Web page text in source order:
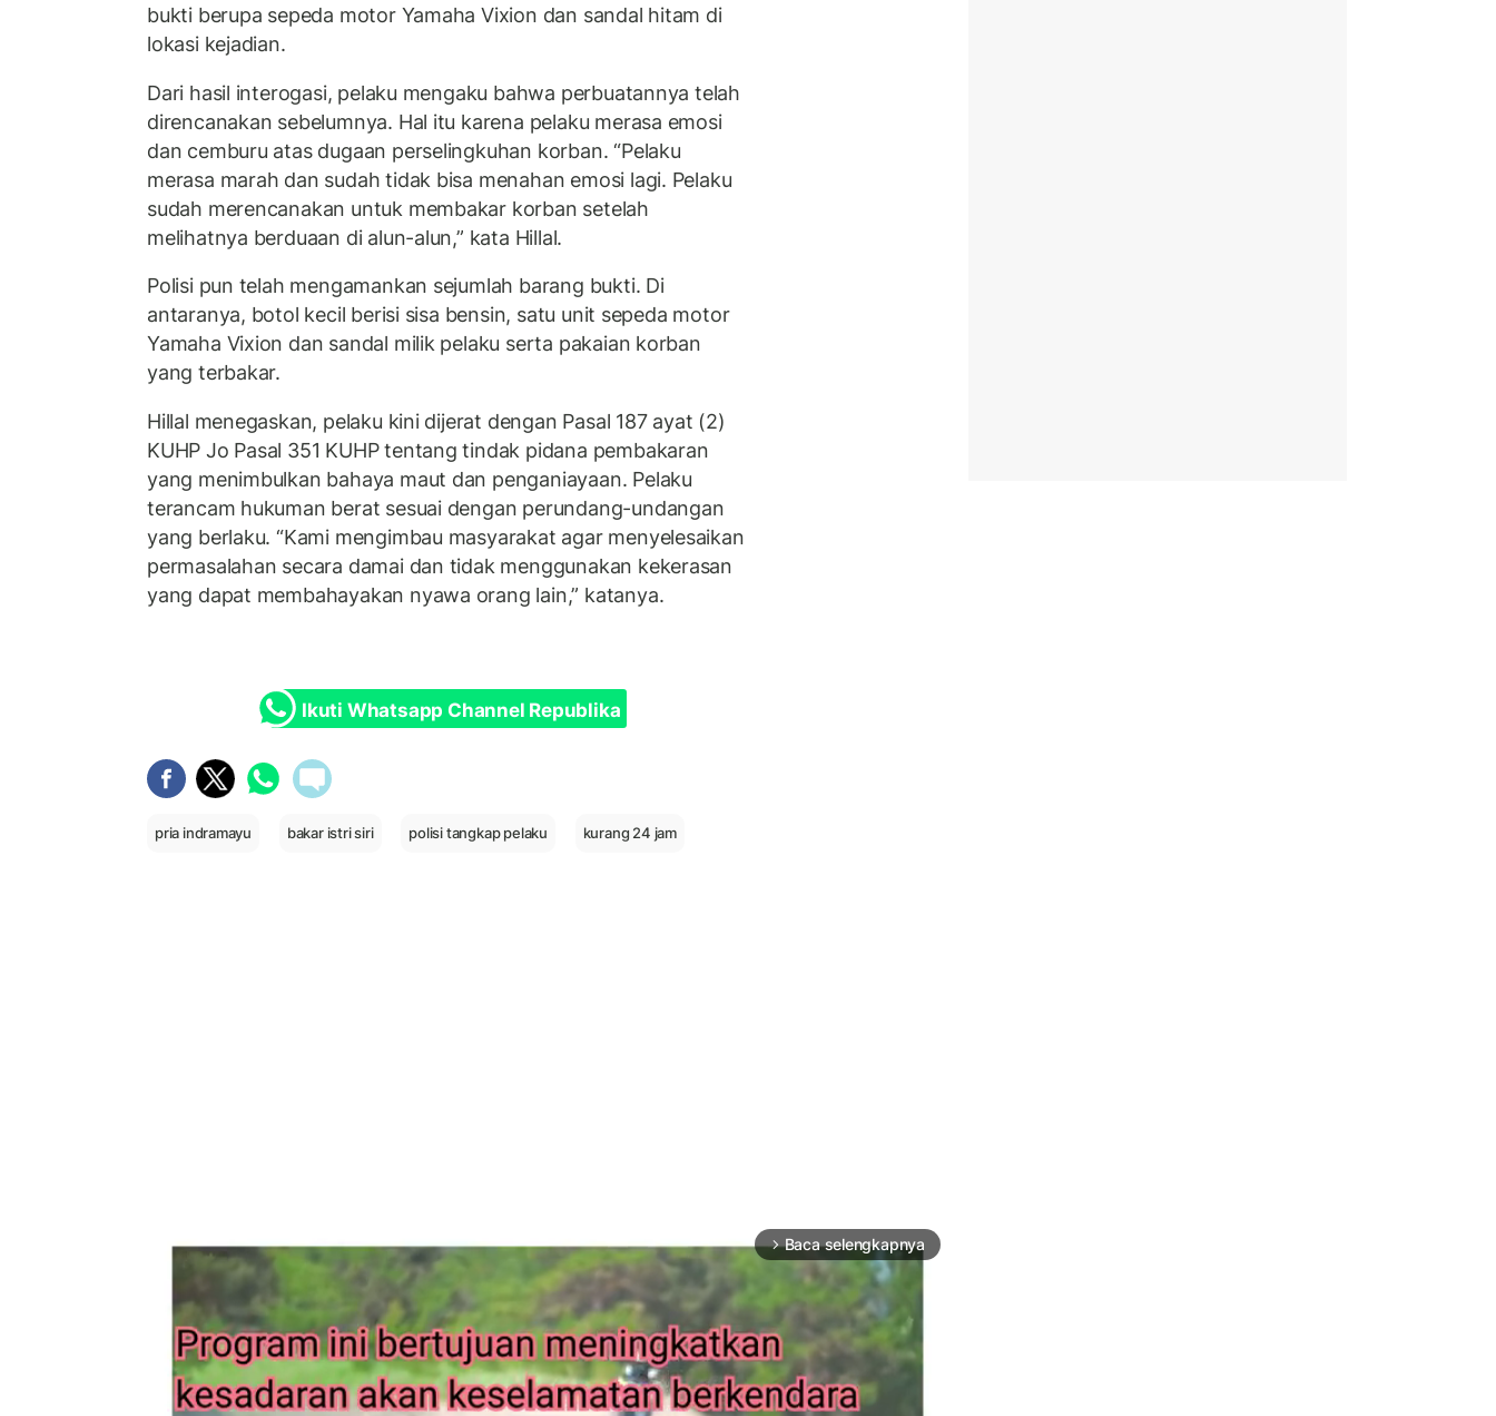
bukti berupa sepeda motor Yamaha Vixion dan sandal hitam di
lokasi kejadian.
Dari hasil interogasi, pelaku mengaku bahwa perbuatannya telah
direncanakan sebelumnya. Hal itu karena pelaku merasa emosi
dan cemburu atas dugaan perselingkuhan korban. “Pelaku
merasa marah dan sudah tidak bisa menahan emosi lagi. Pelaku
sudah merencanakan untuk membakar korban setelah
melihatnya berduaan di alun-alun,” kata Hillal.
Polisi pun telah mengamankan sejumlah barang bukti. Di
antaranya, botol kecil berisi sisa bensin, satu unit sepeda motor
Yamaha Vixion dan sandal milik pelaku serta pakaian korban
yang terbakar.
Hillal menegaskan, pelaku kini dijerat dengan Pasal 187 ayat (2)
KUHP Jo Pasal 351 KUHP tentang tindak pidana pembakaran
yang menimbulkan bahaya maut dan penganiayaan. Pelaku
terancam hukuman berat sesuai dengan perundang-undangan
yang berlaku. “Kami mengimbau masyarakat agar menyelesaikan
permasalahan secara damai dan tidak menggunakan kekerasan
yang dapat membahayakan nyawa orang lain,” katanya.
Ikuti Whatsapp Channel Republika
pria indramayu bakar istri siri polisi tangkap pelaku kurang 24 jam
arrow_forward_ios Baca selengkapnya